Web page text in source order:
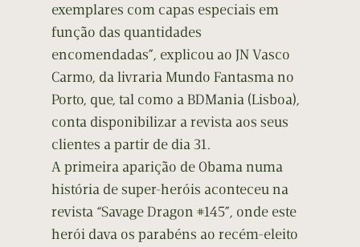
exemplares com capas especiais em
função das quantidades
encomendadas”, explicou ao JN Vasco
Carmo, da livraria Mundo Fantasma no
Porto, que, tal como a BDMania (Lisboa),
conta disponibilizar a revista aos seus
clientes a partir de dia 31.
A primeira aparição de Obama numa
história de super-heróis aconteceu na
revista “Savage Dragon #145”, onde este
herói dava os parabéns ao recém-eleito